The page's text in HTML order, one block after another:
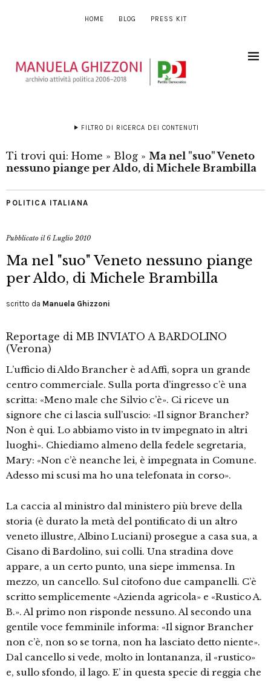
HOME BLOG PRESS KIT
FILTRO DI RICERCA DEI CONTENUTI
Ti trovi qui: Home » Blog » Ma nel "suo" Veneto
nessuno piange per Aldo, di Michele Brambilla
POLITICA ITALIANA
Pubblicato il6 Luglio 2010
Ma nel "suo" Veneto nessuno piange
per Aldo, di Michele Brambilla
scritto da Manuela Ghizzoni
Reportage di MB INVIATO A BARDOLINO
(Verona)
L’ufficio di Aldo Brancher è ad Affi, sopra un grande
centro commerciale. Sulla porta d’ingresso c’è una
scritta: «Meno male che Silvio c’è». Ci riceve un
signore che ci lascia sull’uscio: «Il signor Brancher?
Non è qui. Lo abbiamo visto in tv impegnato in altri
luoghi». Chiediamo almeno della fedele segretaria,
Mary: «Non c’è neanche lei, è impegnata in Comune.
Adesso mi scusi ma ho una telefonata in corso».
La caccia al ministro dal ministero più breve della
storia (è durato la metà del pontificato di un altro
veneto illustre, Albino Luciani) prosegue a casa sua, a
Cisano di Bardolino, sui colli. Una stradina dove
appare, a un certo punto, una siepe immensa. In
mezzo, un cancello. Sul citofono due campanelli. C’è
scritto semplicemente «Azienda agricola» e «Rustico A.
B.». Al primo non risponde nessuno. Al secondo una
gentile voce femminile informa: «Il signor Brancher
non c’è, non so se torna, non ha lasciato detto niente».
Dal cancello si vede, molto in lontananza, il «rustico»
e, sullo sfondo, il lago. E’ in questa specie di reggia che